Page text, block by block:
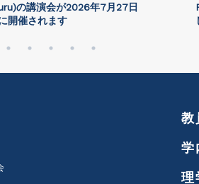
の講演会が2026年7月27⽇
開催されます
教
学
理